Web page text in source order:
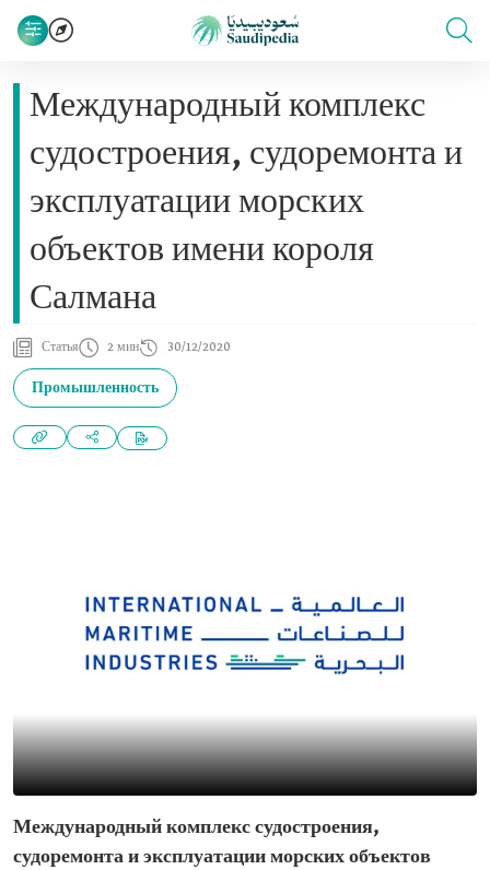
Международный комплекс
судостроения, судоремонта и
эксплуатации морских
объектов имени короля
Салмана
Статья 2 мин 30/12/2020
Промышленность
Международный комплекс судостроения,
судоремонта и эксплуатации морских объектов